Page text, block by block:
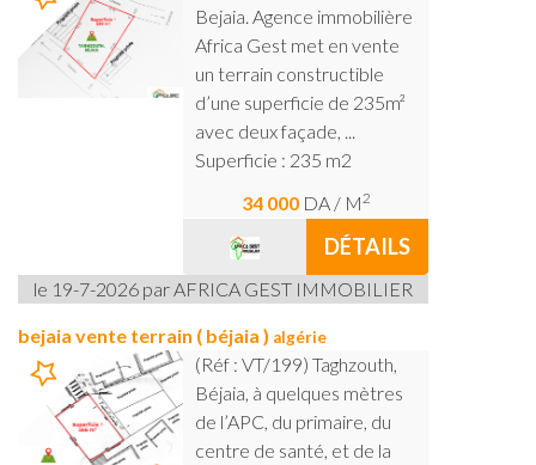
Bejaia. Agence immobilière
Africa Gest met en vente
un terrain constructible
d’une superficie de 235m²
avec deux façade, ...
Superficie : 235 m2
34 000 DA/ M2
DÉTAILS
le 19-7-2026 par AFRICA GEST IMMOBILIER
bejaia vente terrain ( béjaia ) algérie
(Réf : VT/199) Taghzouth,
Béjaia, à quelques mètres
de l’APC, du primaire, du
centre de santé, et de la